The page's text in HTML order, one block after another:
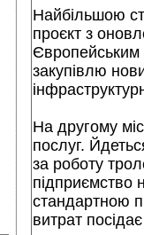
Найбільшою
проєкт з
Європейським
закупівлю
На другому
послуг.
за роботу
підприємство
стандартною
витрат